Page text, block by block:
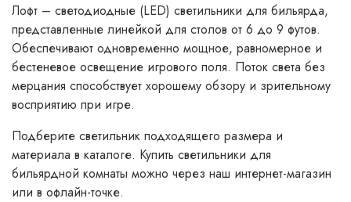
Лофт – светодиодные (LED) cветильники для бильярда,
представленные линейкой для столов от 6 до 9 футов.
Обеспечивают одновременно мощное, равномерное и
бестеневое освещение игрового поля. Поток света без
мерцания способствует хорошему обзору и зрительному
восприятию при игре.
Подберите светильник подходящего размера и
материала в каталоге. Купить светильники для
бильярдной комнаты можно через наш интернет-магазин
или в офлайн-точке.